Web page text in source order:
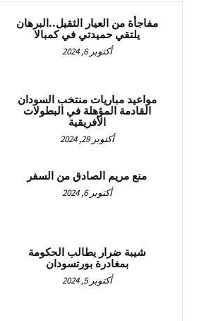
مفاجأة من العيار الثقيل..البرهان
يلتقي حميدتي في كمبالا
أكتوبر 6, 2024
مواعيد مباريات منتخب السودان
القادمة المؤهلة في البطولات
الأفريقية
أكتوبر 29, 2024
منع مريم الصادق من السفر
أكتوبر 6, 2024
شيبة ضرار يطالب الحكومة
بمغادرة بورتسودان
أكتوبر 5, 2024